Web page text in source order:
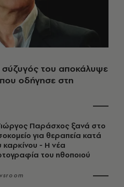
σύζυγός του αποκάλυψε
οδήγησε στη
Παράσχος ξανά στο
για θεραπεία κατά
καρκίνου - Η νέα
του ηθοποιού